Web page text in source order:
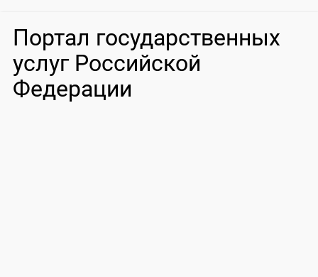
Портал государственных
услуг Российской
Федерации